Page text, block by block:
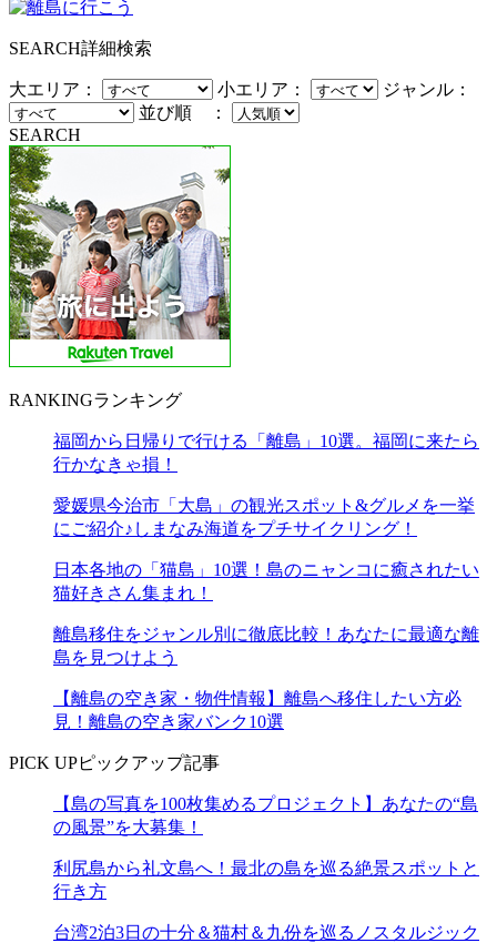
SEARCH詳細検索
大エリア： 小エリア：
ジャンル：
並び順 ：
SEARCH
RANKINGランキング
福岡から日帰りで行ける「離島」10選。福岡に来たら
行かなきゃ損！
愛媛県今治市「大島」の観光スポット&グルメを一挙
にご紹介♪しまなみ海道をプチサイクリング！
日本各地の「猫島」10選！島のニャンコに癒されたい
猫好きさん集まれ！
離島移住をジャンル別に徹底比較！あなたに最適な離
島を見つけよう
【離島の空き家・物件情報】離島へ移住したい方必
見！離島の空き家バンク10選
PICK UPピックアップ記事
【島の写真を100枚集めるプロジェクト】あなたの“島
の風景”を大募集！
利尻島から礼文島へ！最北の島を巡る絶景スポットと
行き方
台湾2泊3日の十分＆猫村＆九份を巡るノスタルジック